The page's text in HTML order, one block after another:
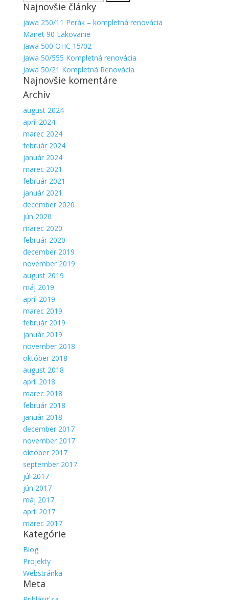
Najnovšie články
jawa 250/11 Perák – kompletná renovácia
Manet 90 Lakovanie
Jawa 500 OHC 15/02
Jawa 50/555 Kompletná renovácia
Jawa 50/21 Kompletná Renovácia
Najnovšie komentáre
Archív
august 2024
apríl 2024
marec 2024
február 2024
január 2024
marec 2021
február 2021
január 2021
december 2020
jún 2020
marec 2020
február 2020
december 2019
november 2019
august 2019
máj 2019
apríl 2019
marec 2019
február 2019
január 2019
november 2018
október 2018
august 2018
apríl 2018
marec 2018
február 2018
január 2018
december 2017
november 2017
október 2017
september 2017
júl 2017
jún 2017
máj 2017
apríl 2017
marec 2017
Kategórie
Blog
Projekty
Webstránka
Meta
spôsobu
používania
webovej
stránky.